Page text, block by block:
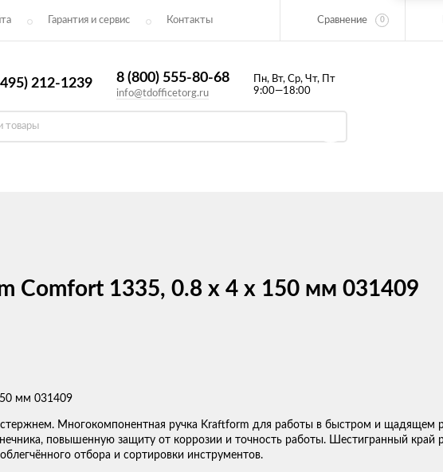
Гарантия и сервис Контакты​ Сравнение 0
212-1239 8 (800) 555-80-68
info@tdofficetorg.ru
Пн, Вт, Ср, Чт, Пт
9:00—18:00
Comfort 1335, 0.8 x 4 x 150 мм 031409
Многокомпонентная ручка Kraftform для работы в быстром и щадящем
повышенную защиту от коррозии и точность работы. Шестигранный край
отбора и сортировки инструментов.